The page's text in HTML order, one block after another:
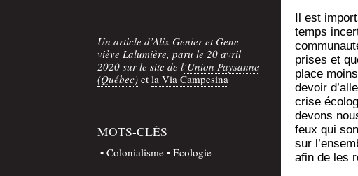
Un article d’Alix Genier et Gene­
viève Lalu­mière, paru le 20 avril
2020 sur le site de l’Union Pay­sanne
(Qué­bec) etla Via Campesina
MOTS-CLÉS
Colonialisme Ecologie
Il est
temps
prises et
place
devoir
crise
devons
feux qui
sur
afin de les